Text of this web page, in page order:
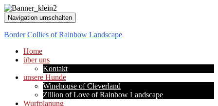
Navigation umschalten
Border Collies of Rainbow Landscape
Home
über uns
Kontakt
unsere Hunde
Winehouse of Cleverland
Zillion of Love of Rainbow Landscape
Wurfplanung